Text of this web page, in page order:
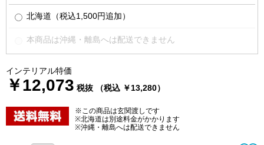
北海道（税込1,500円追加）
本商品は沖縄・離島へは配送できません
インテリアル特価
￥12,073 税抜 （税込 ￥13,280）
※この商品は玄関渡しです
※北海道は別途料金がかかります
※沖縄・離島へは配送できません